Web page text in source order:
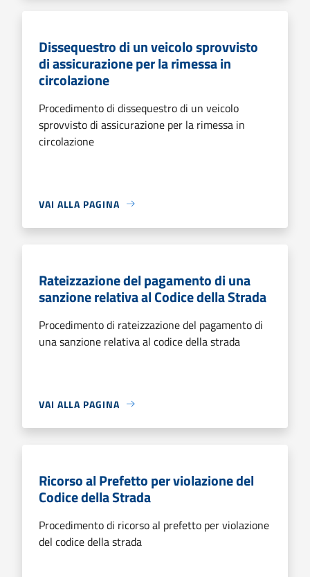
Dissequestro di un veicolo sprovvisto
di assicurazione per la rimessa in
circolazione
Procedimento di dissequestro di un veicolo
sprovvisto di assicurazione per la rimessa in
circolazione
VAI ALLA PAGINA
Rateizzazione del pagamento di una
sanzione relativa al Codice della Strada
Procedimento di rateizzazione del pagamento di
una sanzione relativa al codice della strada
VAI ALLA PAGINA
Ricorso al Prefetto per violazione del
Codice della Strada
Procedimento di ricorso al prefetto per violazione
del codice della strada